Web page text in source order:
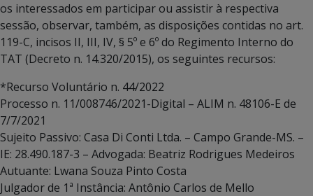
os interessados em participar ou assistir à respectiva
sessão, observar, também, as disposições contidas no art.
119-C, incisos II, III, IV, § 5º e 6º do Regimento Interno do
TAT (Decreto n. 14.320/2015), os seguintes recursos:
*Recurso Voluntário n. 44/2022
Processo n. 11/008746/2021-Digital – ALIM n. 48106-E de
7/7/2021
Sujeito Passivo: Casa Di Conti Ltda. – Campo Grande-MS. –
IE: 28.490.187-3 – Advogada: Beatriz Rodrigues Medeiros
Autuante: Lwana Souza Pinto Costa
Julgador de 1ª Instância: Antônio Carlos de Mello